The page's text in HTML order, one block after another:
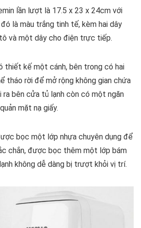
lần lượt là 17.5 x 23 x 24cm với
là màu trắng tinh tế, kèm hai dây
và một dây cho điện trực tiếp.
thiết kế một cánh, bên trong có hai
tháo rời để mở rộng không gian chứa
ra bên cửa tủ lạnh còn có một ngăn
mặt nạ giấy.
bọc một lớp nhựa chuyên dụng để
chắn, được bọc thêm một lớp bám
không dễ dàng bị trượt khỏi vị trí.